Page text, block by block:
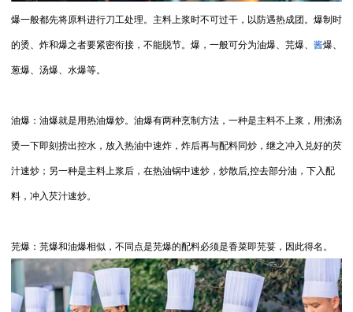
爆一般都先将原料进行刀工处理。主料上浆时不可过干，以防遇热成团。爆制时
的烫、炸和爆之者要紧密衔接，不能脱节。爆，一般可分为油爆、芫爆、 酱爆、
葱爆、汤爆、水爆等。
油爆：油爆就是用热油爆炒。油爆有两种烹制方法，一种是主料不上浆，用沸汤
烫一下即刻捞出控水，放入热油中速炸，炸后再与配料同炒，继之冲入兑好的芡
汁速炒；另一种是主料上浆后，在热油锅中速炒，炒散后,控去部分油，下入配
料，冲入芡汁速炒。
芫爆：芫爆和油爆相似，不同点是芫爆的配料必须是香菜即芫荽，因此得名。